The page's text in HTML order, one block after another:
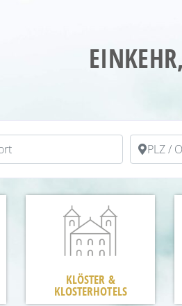
PLZ / Ort
KLÖSTER &
KLOSTERHOTELS